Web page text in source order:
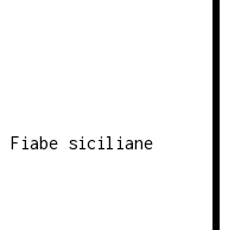
Fiabe siciliane